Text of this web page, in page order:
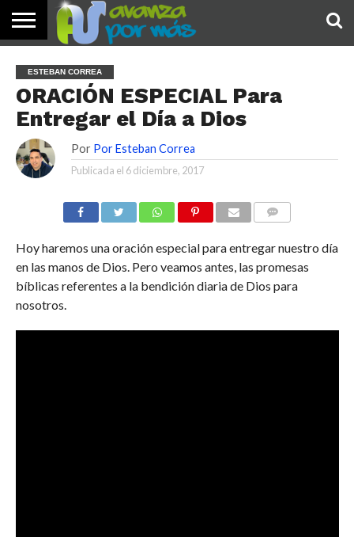
PALABRA
DE HOY
DEVOCIONALES
NOTICIAS
TESTIMONIOS
ORACIONES
SOBRE
NOSOTROS
IMÁGENES
ESTEBAN CORREA
ORACIÓN ESPECIAL Para
Entregar el Día a Dios
Por Por Esteban Correa
Publicada el 6 diciembre, 2017
Hoy haremos una oración especial para entregar nuestro día
en las manos de Dios. Pero veamos antes, las promesas
bíblicas referentes a la bendición diaria de Dios para
nosotros.